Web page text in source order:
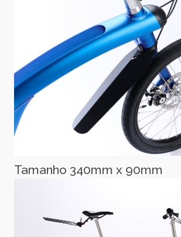
Tamanho 340mm x 90mm